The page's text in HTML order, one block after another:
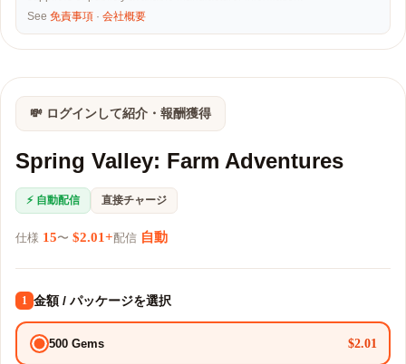
See 免責事項 · 会社概要
💸 ログインして紹介・報酬獲得
Spring Valley: Farm Adventures
⚡ 自動配信 直接チャージ
仕様 15〜 $2.01+配信 自動
1 金額 / パッケージを選択
500 Gems $2.01